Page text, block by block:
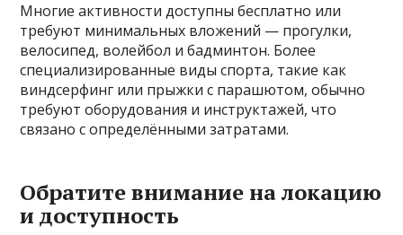
Многие активности доступны бесплатно или
требуют минимальных вложений — прогулки,
велосипед, волейбол и бадминтон. Более
специализированные виды спорта, такие как
виндсерфинг или прыжки с парашютом, обычно
требуют оборудования и инструктажей, что
связано с определёнными затратами.
Обратите внимание на локацию
и доступность